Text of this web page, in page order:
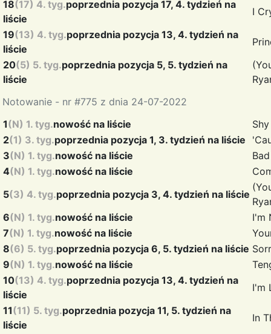
Notowanie - nr #775 z dnia 24-07-2022
18(17) 4. tyg.poprzednia pozycja 17, 4. tydzień na
liście
I
19(13) 4. tyg.poprzednia pozycja 13, 4. tydzień na
liście
20(5) 5. tyg.poprzednia pozycja 5, 5. tydzień na
liście
1(N) 1. tyg.nowość na liście
2(1) 3. tyg.poprzednia pozycja 1, 3. tydzień na liście
3(N) 1. tyg.nowość na liście
4(N) 1. tyg.nowość na liście
5(3) 4. tyg.poprzednia pozycja 3, 4. tydzień na liście
6(N) 1. tyg.nowość na liście
I'm
7(N) 1. tyg.nowość na liście
8(6) 5. tyg.poprzednia pozycja 6, 5. tydzień na liście
9(N) 1. tyg.nowość na liście
10(13) 4. tyg.poprzednia pozycja 13, 4. tydzień na
liście
I'm
11(11) 5. tyg.poprzednia pozycja 11, 5. tydzień na
liście
In